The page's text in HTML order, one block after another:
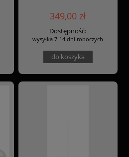
349,00 zł
Dostępność:
wysyłka 7-14 dni roboczych
do koszyka